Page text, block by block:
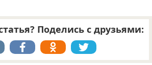
Поделись с друзьями: